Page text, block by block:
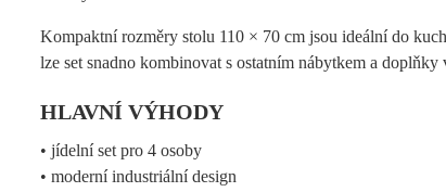
Kompaktní rozměry stolu 110 × 70 cm jsou ideální do
lze set snadno kombinovat s ostatním nábytkem a
HLAVNÍ VÝHODY
• jídelní set pro 4 osoby
• moderní industriální design